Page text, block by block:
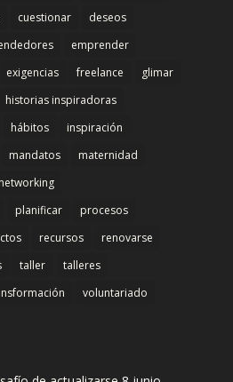
cuestionar
deseos
emprender
exigencias freelance
glimar
historias inspiradoras
hábitos
inspiración
mandatos
maternidad
networking
planificar
procesos
recursos
renovarse
taller
talleres
voluntariado